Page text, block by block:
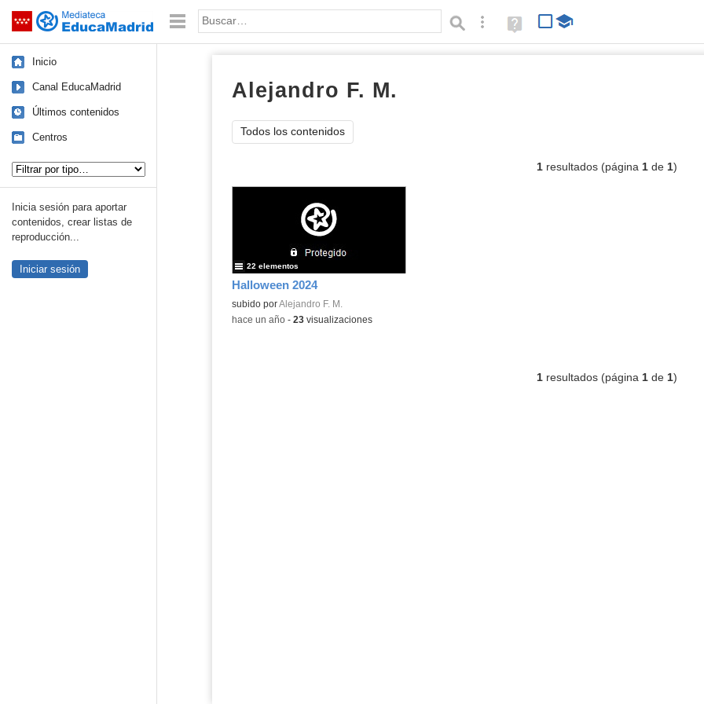
Saltar navegación Palabra o frase: Búsqueda avanzada
Ayuda
(en
Inicio
Canal EducaMadrid
Últimos contenidos
Centros
Inicia sesión para aportar
contenidos, crear listas de
reproducción...
Iniciar sesión
Alejandro F. M.
Todos los contenidos
1resultados (página 1de 1)
Halloween 2024
subido porAlejandro F. M.
22 elementos
-hace un año- 23visualizaciones
1resultados (página 1de 1)